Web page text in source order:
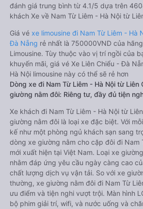
đánh giá trung bình từ 4.1/5 dựa trên
khách Xe về Nam Từ Liêm - Hà Nội từ
Giá vé xe limousine đi Nam Từ Liêm - Hà
Đà Nẵng rẻ nhất là 750000VND của
Limousine. Tùy thuộc vào vị trí ngồi của
khuyến mãi, giá vé Xe Liên Chiểu - Đà
Hà Nội limousine này có thể sẽ rẻ hơn
Dòng xe đi Nam Từ Liêm - Hà Nội từ Liên
giường nằm đôi: Riêng tư, đầy đủ tiện
Xe khách đi Nam Từ Liêm - Hà Nội từ
giường nằm đôi là loại xe đặc biệt. Với
kế như một phòng ngủ khách sạn sang
dòng xe giường nằm cho cặp đôi đi Nam
mới xuất hiện tại Việt Nam. Loại xe
nhằm đáp ứng yêu cầu ngày càng cao
chất lượng dịch vụ vận tải. So với xe
thường, xe giường nằm đôi đi Nam Từ
ưu điểm và tiện nghi vượt trội. Màn hình
bộ phim giải trí, wifi, và nước uống và